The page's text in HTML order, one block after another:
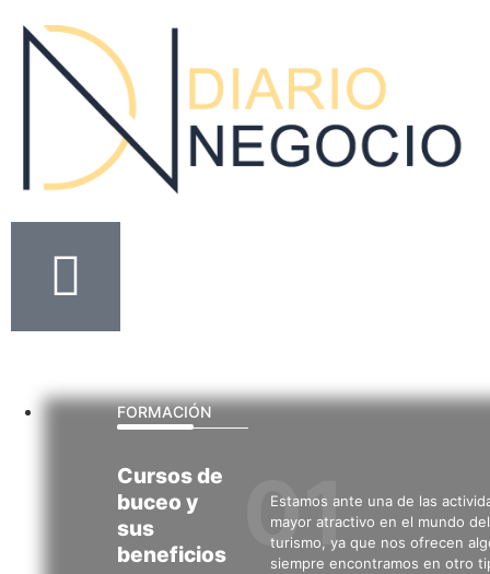
FORMACIÓN
Cursosde
buceo y
sus
beneficios
Estamos ante una de las
mayor atractivo en el mundo
turismo, ya que nos ofrecen
siempre encontramos en otro